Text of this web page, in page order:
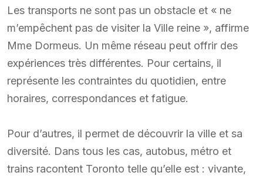
Les transports ne sont pas un obstacle et « ne
m’empêchent pas de visiter la Ville reine », affirme
Mme Dormeus. Un même réseau peut offrir des
expériences très différentes. Pour certains, il
représente les contraintes du quotidien, entre
horaires, correspondances et fatigue.
Pour d’autres, il permet de découvrir la ville et sa
diversité. Dans tous les cas, autobus, métro et
trains racontent Toronto telle qu’elle est : vivante,